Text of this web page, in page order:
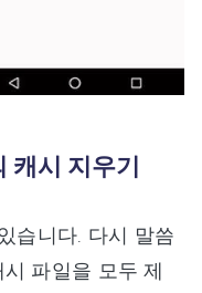
캐시 지우기
습니다. 다시 말씀
파일을 모두 제